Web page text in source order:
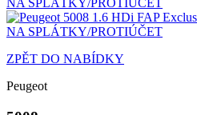
ZPĚT DO NABÍDKY
Peugeot